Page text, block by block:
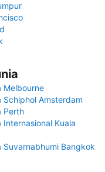
Melbourne
Schiphol Amsterdam
Perth
Internasional Kuala
Suvarnabhumi Bangkok